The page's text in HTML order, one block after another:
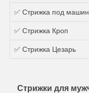
✅ Стрижка под
✅ Стрижка Кроп
✅ Стрижка Цезарь
Стрижки для